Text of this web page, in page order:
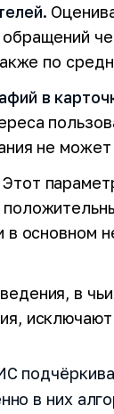
.
по
в
не
Этот
в основном
в
в них